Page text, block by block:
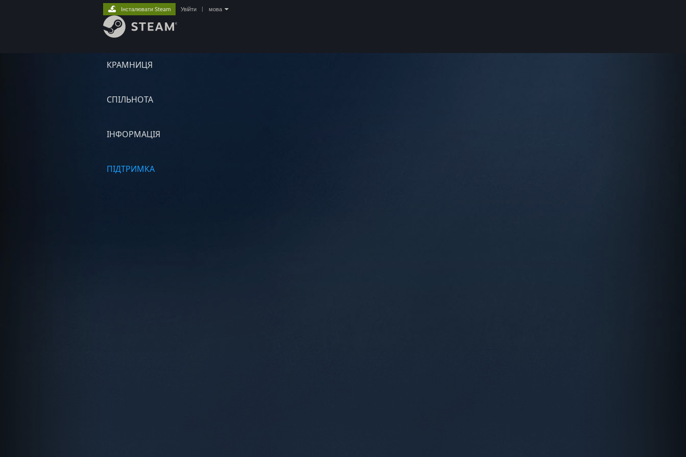
КРАМНИЦЯ
СПІЛЬНОТА
ІНФОРМАЦІЯ
ПІДТРИМКА
Інсталювати Steam Увійти мова